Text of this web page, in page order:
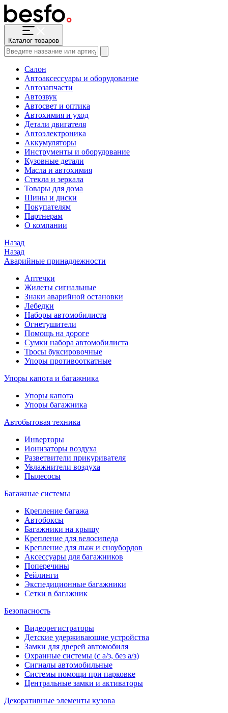
Каталог товаров
Салон
Автоаксессуары и оборудование
Автозапчасти
Автозвук
Автосвет и оптика
Автохимия и уход
Детали двигателя
Автоэлектроника
Аккумуляторы
Инструменты и оборудование
Кузовные детали
Масла и автохимия
Стекла и зеркала
Товары для дома
Шины и диски
Покупателям
Партнерам
О компании
Назад
Назад
Аварийные принадлежности
Аптечки
Жилеты сигнальные
Знаки аварийной остановки
Лебедки
Наборы автомобилиста
Огнетушители
Помощь на дороге
Сумки набора автомобилиста
Тросы буксировочные
Упоры противооткатные
Упоры капота и багажника
Упоры капота
Упоры багажника
Автобытовая техника
Инверторы
Ионизаторы воздуха
Разветвители прикуривателя
Увлажнители воздуха
Пылесосы
Багажные системы
Крепление багажа
Автобоксы
Багажники на крышу
Крепление для велосипеда
Крепление для лыж и сноубордов
Аксессуары для багажников
Поперечины
Рейлинги
Экспедиционные багажники
Сетки в багажник
Безопасность
Видеорегистраторы
Детские удерживающие устройства
Замки для дверей автомобиля
Охранные системы (с а/з, без а/з)
Сигналы автомобильные
Системы помощи при парковке
Центральные замки и активаторы
Декоративные элементы кузова